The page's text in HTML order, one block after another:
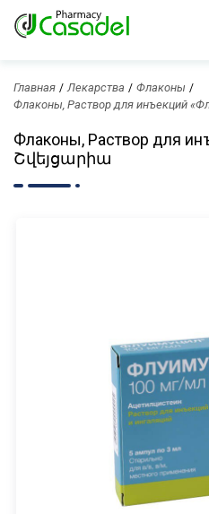
Главная Лекарства
Флаконы
Флаконы, Раствор для инъекций
Флаконы, Раствор для
Շվեյցարիա